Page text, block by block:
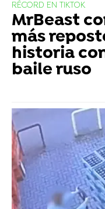
RÉCORD EN TIKTOK
MrBeast
más
historia
baile ruso